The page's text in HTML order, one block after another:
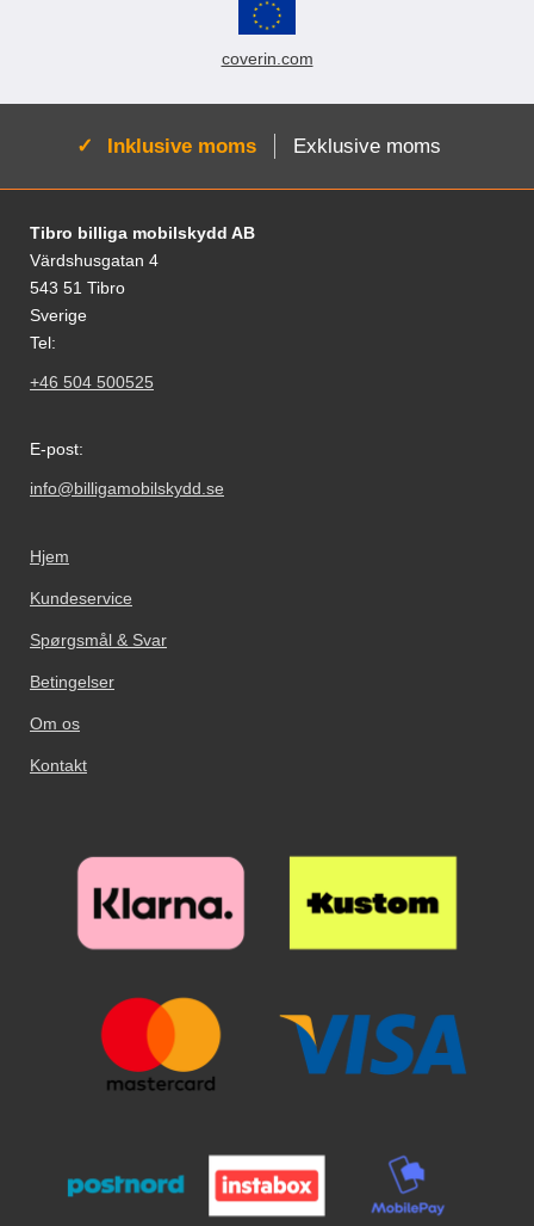
coverin.com
Aktiv:
Inklusive moms Exklusive moms
Fodnoter Blandede oplysninger og links
Tibro billiga mobilskydd AB
Värdshusgatan 4
543 51 Tibro
Sverige
Tel:
+46 504 500525
E-post:
info@billigamobilskydd.se
Hjem
Kundeservice
Spørgsmål & Svar
Betingelser
Om os
Kontakt